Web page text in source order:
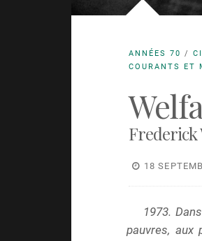
ANNÉES 70 /
COURANTS ET
Frederick
18
1973.
pauvres, aux